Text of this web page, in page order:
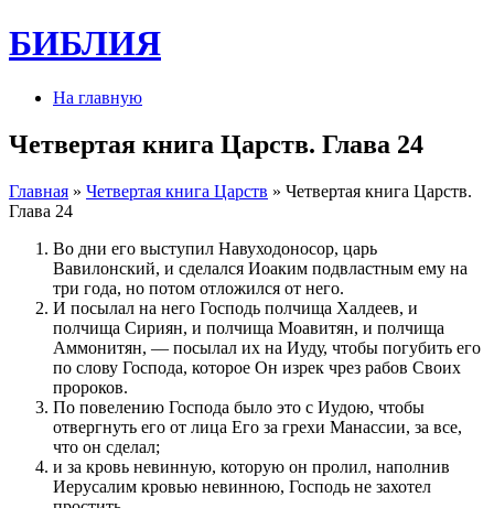
БИБЛИЯ
На главную
Четвертая книга Царств. Глава 24
Главная » Четвертая книга Царств » Четвертая книга Царств.
Глава 24
Во дни его выступил Навуходоносор, царь
Вавилонский, и сделался Иоаким подвластным ему на
три года, но потом отложился от него.
И посылал на него Господь полчища Халдеев, и
полчища Сириян, и полчища Моавитян, и полчища
Аммонитян, — посылал их на Иуду, чтобы погубить его
по слову Господа, которое Он изрек чрез рабов Своих
пророков.
По повелению Господа было это с Иудою, чтобы
отвергнуть его от лица Его за грехи Манассии, за все,
что он сделал;
и за кровь невинную, которую он пролил, наполнив
Иерусалим кровью невинною, Господь не захотел